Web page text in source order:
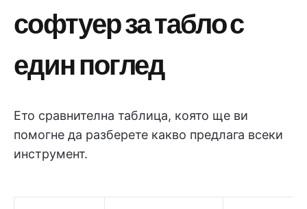
софтуер за табло с
един поглед
Ето сравнителна таблица, която ще ви
помогне да разберете какво предлага всеки
инструмент.